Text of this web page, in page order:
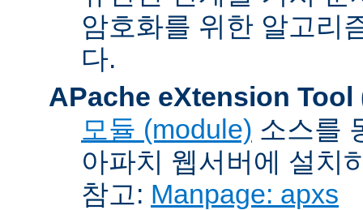
암호화를 위한 알고리
다.
APache eXtension Tool
모듈 (module) 소스를
아파치 웹서버에 설치
참고: Manpage: apxs